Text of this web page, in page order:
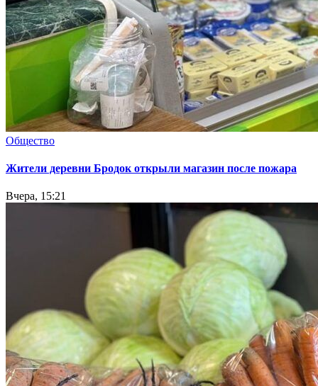
Общество
Жители деревни Бродок открыли магазин после пожара
Вчера, 15:21